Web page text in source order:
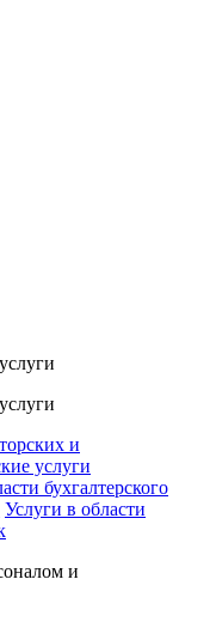
и
услуги
бухгалтерского
Услуги в области
и